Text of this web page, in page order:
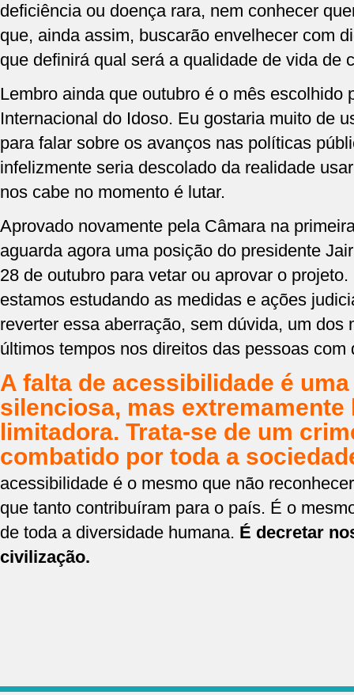
deficiência ou doença rara, nem conhecer
que, ainda assim, buscarão envelhecer com
que definirá qual será a qualidade de vida de
Lembro ainda que outubro é o mês escolhido
Internacional do Idoso. Eu gostaria muito de
para falar sobre os avanços nas políticas
infelizmente seria descolado da realidade
nos cabe no momento é lutar.
Aprovado novamente pela Câmara na
aguarda agora uma posição do presidente
28 de outubro para vetar ou aprovar o
estamos estudando as medidas e ações
reverter essa aberração, sem dúvida, um dos
últimos tempos nos direitos das pessoas com
A falta de acessibilidade é
silenciosa, mas extremamente
limitadora. Trata-se de um
combatido por toda a
acessibilidade é o mesmo que não
que tanto contribuíram para o país. É o
de toda a diversidade humana. É decretar
civilização.